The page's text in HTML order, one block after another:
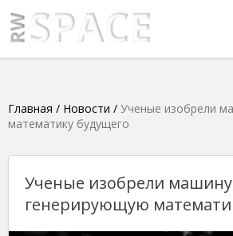
Главная / Новости / Ученые изобрели
математику будущего
Ученые изобрели
генерирующую